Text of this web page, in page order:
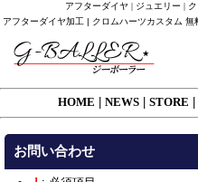
アフターダイヤ | ジュエリー |
アフターダイヤ加工 | クロムハーツカスタム 無
HOME NEWS STORE
お問い合わせ